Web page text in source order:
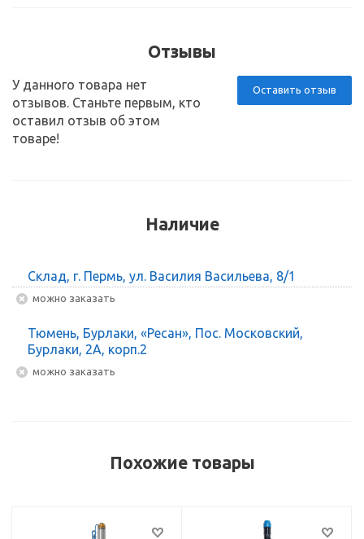
Отзывы
Оставить отзыв
У данного товара нет
отзывов. Станьте первым, кто
оставил отзыв об этом
товаре!
Наличие
Склад, г. Пермь, ул. Василия Васильева, 8/1
Можно заказать
Тюмень, Бурлаки, «Ресан», Пос. Московский,
Бурлаки, 2А, корп.2
Можно заказать
Похожие товары